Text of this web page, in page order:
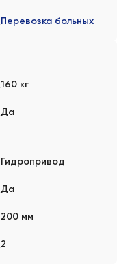
Перевозка больных
160 кг
Да
Гидропривод
Да
200 мм
2